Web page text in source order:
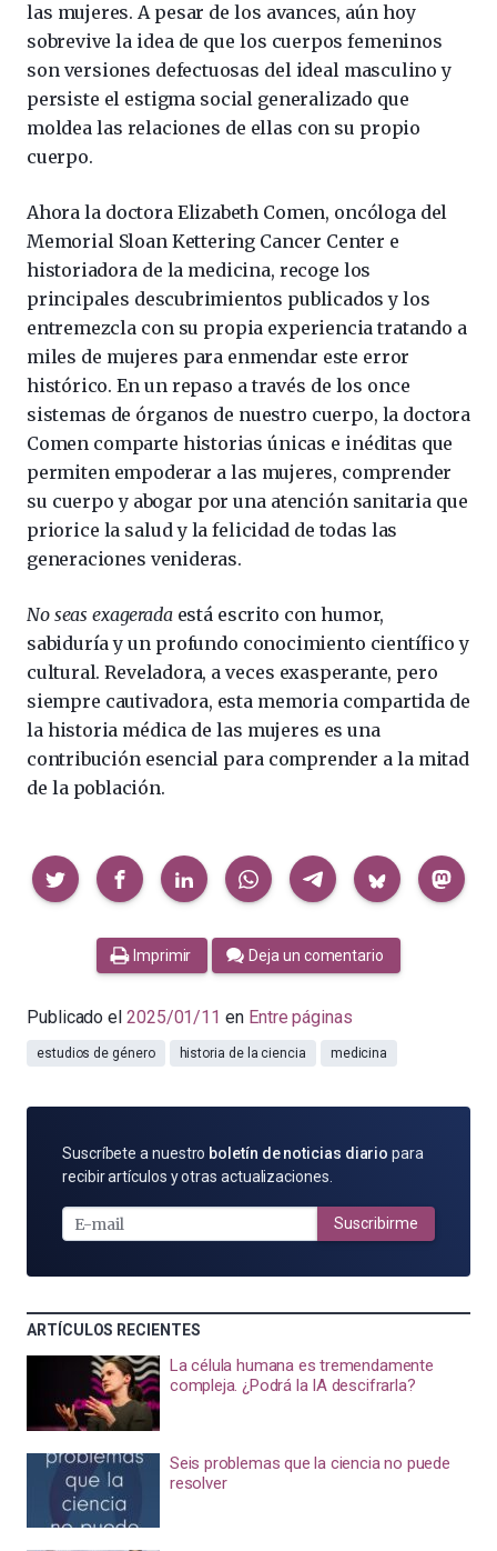
las mujeres. A pesar de los avances, aún hoy
sobrevive la idea de que los cuerpos femeninos
son versiones defectuosas del ideal masculino y
persiste el estigma social generalizado que
moldea las relaciones de ellas con su propio
cuerpo.
Ahora la doctora Elizabeth Comen, oncóloga del
Memorial Sloan Kettering Cancer Center e
historiadora de la medicina, recoge los
principales descubrimientos publicados y los
entremezcla con su propia experiencia tratando a
miles de mujeres para enmendar este error
histórico. En un repaso a través de los once
sistemas de órganos de nuestro cuerpo, la doctora
Comen comparte historias únicas e inéditas que
permiten empoderar a las mujeres, comprender
su cuerpo y abogar por una atención sanitaria que
priorice la salud y la felicidad de todas las
generaciones venideras.
No seas exageradaestá escrito con humor,
sabiduría y un profundo conocimiento científico y
cultural. Reveladora, a veces exasperante, pero
siempre cautivadora, esta memoria compartida de
la historia médica de las mujeres es una
contribución esencial para comprender a la mitad
de la población.
Compartir
Imprimir Deja un comentario
Publicado el 2025/01/11 en Entre páginas
estudios de género historia de la ciencia medicina
SUSCRÍBETE
POR
MAIL
Suscríbete a nuestro boletín de noticias diario para
recibir artículos y otras actualizaciones.
Suscribirme
ARTÍCULOS RECIENTES
La célula humana es tremendamente
compleja. ¿Podrá la IA descifrarla?
Seis problemas que la ciencia no puede
resolver